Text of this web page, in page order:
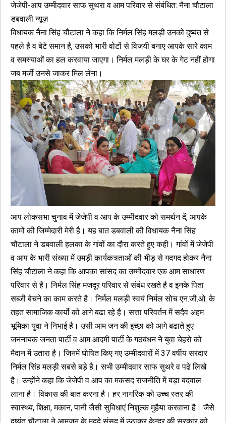
जेजेपी-आप उम्मीदवार साफ सुथरा व आम परिवार से संबंधित: नैना चौटाला
डबवाली न्यूज़
विधायक नैना सिंह चौटाला ने कहा कि निर्मल सिंह मलड़ी उनको दुष्यंत से
पहले है व बेटे समान है, उसको भारी वोटों से विजयी बनाए आपके सारे काम
व समस्याओं का हल करवाया जाएगा। निर्मल मलड़ी के घर के गेट नहीं होगा
जब मर्जी उनसे जाकर मिल लेना।
आप लोकसभा चुनाव में जेजेपी व आप के उम्मीदवार को समर्थन दें, आपके
कामों की जिम्मेदारी मेरी है। यह बात डबवाली की विधायक नैना सिंह
चौटाला ने डबवाली हलका के गांवों का दौरा करते हुए कही। गांवों में जेजेपी
व आप के भारी संख्या में उमड़ी कार्यकत्र्ताओं की भीड़ से गदगद होकर नैना
सिंह चौटाला ने कहा कि आपका सांसद का उम्मीदवार एक आम साधारण
परिवार से है। निर्मल सिंह मजदूर परिवार से संबंध रखते है व इनके पिता
सब्जी बेचने का काम करते है। निर्मल मलड़ी स्वयं निर्मल सोच एन.जी.ओ. के
तहत सामाजिक कार्यो को आगे बढा रहे है। सत्ता परिवर्तन में सदैव अहम
भूमिका युवा ने निभाई है। उसी आम जन की इच्छा को आगे बढाते हुए
जननायक जनता पार्टी व आम आदमी पार्टी के गठबंधन ने युवा चेहरो को
मैदान में उतारा है। जिनमें घोषित किए गए उम्मीदवारों में 37 वर्षीय सरदार
निर्मल सिंह मलड़ी सबसे बड़े है। सभी उम्मीदवार साफ सुथरे व पढे लिखे
है। उन्होंने कहा कि जेजेपी व आप का मकसद राजनीति में बड़ा बदवाल
लाना है। विकास की बात करना है। हर नागरिक को उच्च स्तर की
स्वास्थ्य, शिक्षा, मकान, पानी जैसी सुविधाएं निशुल्क मुहैया करवाना है। जैसे